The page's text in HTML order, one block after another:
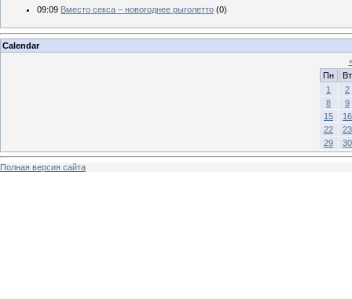
09:09 Вместо секса – новогоднее рыголетто (0)
Calendar
Пн
Вт
1
2
8
9
15
16
22
23
29
30
Полная версия сайта